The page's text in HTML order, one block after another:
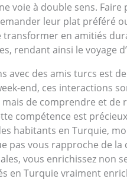
voie à double sens.
leur plat préféré
en amitiés
rendant ainsi le voyage
avec des amis turcs est
end, ces interactions
de comprendre et
compétence est
habitants en Turquie,
pas vous rapproche de
vous enrichissez non
en Turquie vraiment